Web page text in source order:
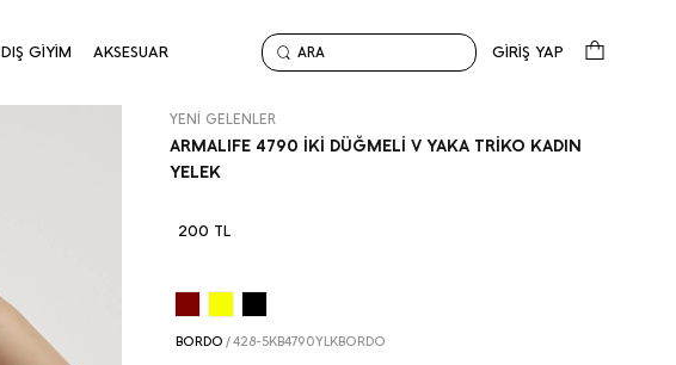
DIŞ GİYİM AKSESUAR ARA GİRİŞ YAP
YENİ GELENLER
ARMALIFE 4790 İKİ DÜĞMELİ V YAKA TRİKO KADIN
YELEK
200 TL
BORDO /428-5KB4790YLKBORDO